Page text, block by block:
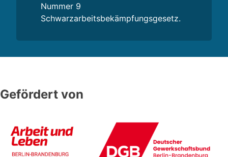
Nummer 9
Schwarzarbeitsbekämpfungsgesetz.
Gefördert von